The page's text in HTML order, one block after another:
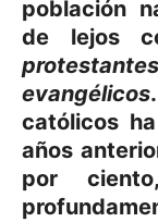
población
de lejos
evangélicos
católicos
años
por